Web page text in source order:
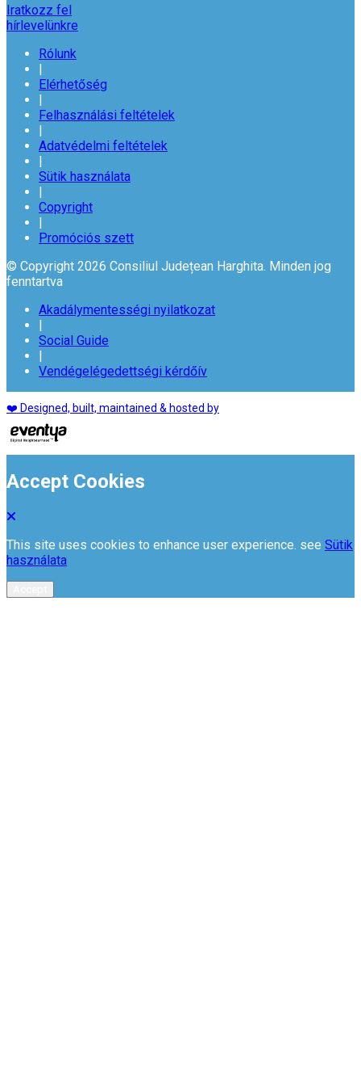
Iratkozz fel
hírlevelünkre
Rólunk
|
Elérhetőség
|
Felhasználási feltételek
|
Adatvédelmi feltételek
|
Sütik használata
|
Copyright
|
Promóciós szett
© Copyright 2026 Consiliul Județean Harghita. Minden jog
fenntartva
Akadálymentességi nyilatkozat
|
Social Guide
|
Vendégelégedettségi kérdőív
❤️ Designed, built, maintained & hosted by
Accept Cookies
This site uses cookies to enhance user experience. see Sütik
használata